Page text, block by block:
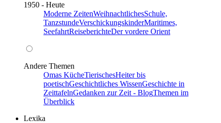
1950 - Heute
Moderne ZeitenWeihnachtlichesSchule,
TanzstundeVerschickungskinderMaritimes,
SeefahrtReiseberichteDer vordere Orient
Andere Themen
Omas KücheTierischesHeiter bis
poetischGeschichtliches WissenGeschichte in
ZeittafelnGedanken zur Zeit - BlogThemen im
Überblick
Lexika